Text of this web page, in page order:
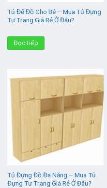
Tủ Để Đồ Cho Bé – Mua Tủ Đựng
Tư Trang Giá Rẻ Ở Đâu?
Đọc tiếp
Tủ Đựng Đồ Đa Năng – Mua Tủ
Đựng Tư Trang Giá Rẻ Ở Đâu?